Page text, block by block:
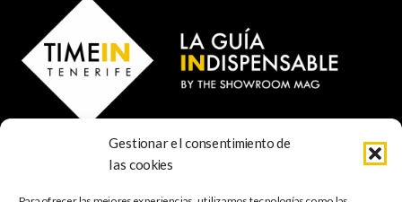
Gestionar el consentimiento de
las cookies
© 2023 TIME IN TENERIFE - Rosti Family Group S.L.